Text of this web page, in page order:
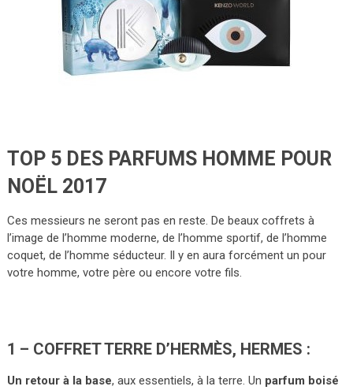
TOP 5 DES PARFUMS HOMME POUR
NOËL 2017
Ces messieurs ne seront pas en reste. De beaux coffrets à
l’image de l’homme moderne, de l’homme sportif, de l’homme
coquet, de l’homme séducteur. Il y en aura forcément un pour
votre homme, votre père ou encore votre fils.
1 – COFFRET TERRE D’HERMÈS, HERMES :
Un retour à la base, aux essentiels, à la terre. Un parfum boisé